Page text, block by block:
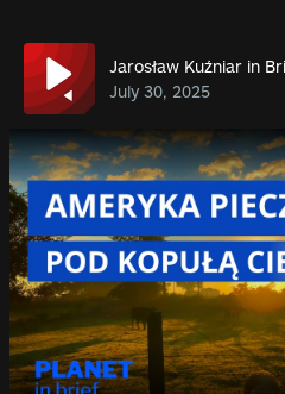
Jarosław Kuźniar in
July 30, 2025